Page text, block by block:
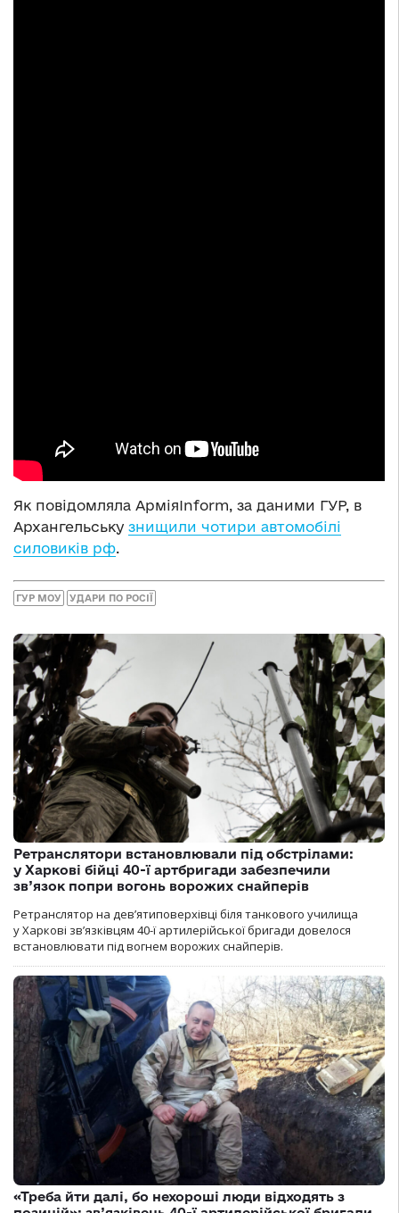
Як повідомляла АрміяInform, за даними ГУР, в
Архангельську знищили чотири автомобілі
силовиків рф.
ГУР МОУ УДАРИ ПО РОСІЇ
Ретранслятори встановлювали під обстрілами:
у Харкові бійці 40-ї артбригади забезпечили
зв’язок попри вогонь ворожих снайперів
Ретранслятор на дев’ятиповерхівці біля танкового училища
у Харкові зв’язківцям 40-ї артилерійської бригади довелося
встановлювати під вогнем ворожих снайперів.
«Треба йти далі, бо нехороші люди відходять з